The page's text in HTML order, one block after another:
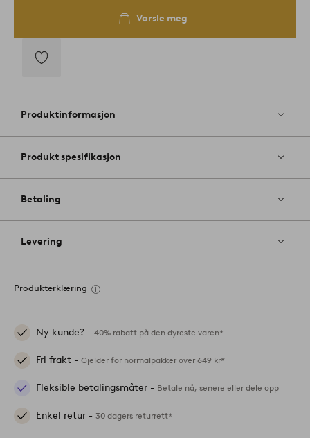
Varsle meg
til
favoritter
Produktinformasjon
Produkt spesifikasjon
Betaling
Levering
Produkterklæring
Ny kunde? - 40% rabatt på den dyreste varen*
Fri frakt - Gjelder for normalpakker over 649 kr*
Fleksible betalingsmåter - Betale nå, senere eller dele opp
Enkel retur - 30 dagers returrett*